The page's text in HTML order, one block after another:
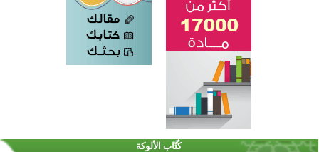
كُتَّاب الألوكة
اختتام الدورة التاسعة لمسابقة حفظ وتلاوة القرآن الكريم في أزناكاييف
تيسليتش تختتم برنامجا تعليميا لتعزيز القيم وبناء الشخصية للشباب المسلمين